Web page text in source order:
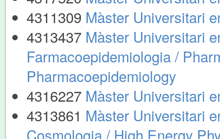
4311309 Màster Universitari
4313437 Màster Universitari
Farmacoepidemiologia /
Pharmacoepidemiology
4316227 Màster Universitari
4313861 Màster Universitari
Cosmologia / High Energy